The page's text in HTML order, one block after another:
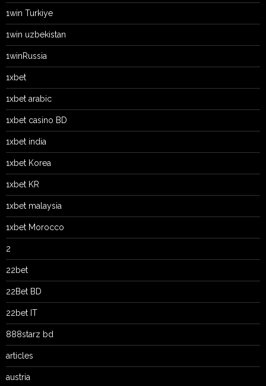
1win Turkiye
1win uzbekistan
1winRussia
1xbet
1xbet arabic
1xbet casino BD
1xbet india
1xbet Korea
1xbet KR
1xbet malaysia
1xbet Morocco
2
22bet
22Bet BD
22bet IT
888starz bd
articles
austria